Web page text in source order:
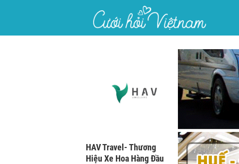
HAV Travel- Thương
Hiệu Xe Hoa Hàng Đầu